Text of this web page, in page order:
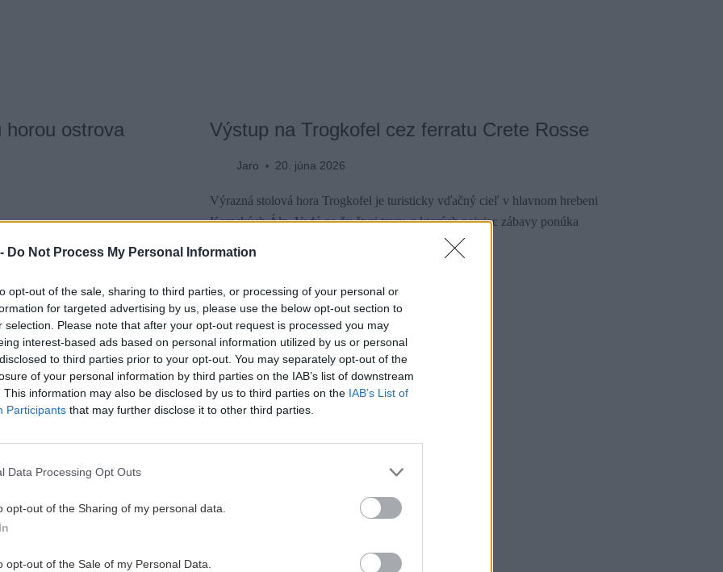
Do Not Process My Personal Information
opt-out of the sale, sharing to third parties, or processing of your personal or
for targeted advertising by us, please use the below opt-out section to
selection. Please note that after your opt-out request is processed you may
interest-based ads based on personal information utilized by us or personal
to third parties prior to your opt-out. You may separately opt-out of the
of your personal information by third parties on the IAB’s list of downstream
This information may also be disclosed by us to third parties on the IAB’s List of
Participants that may further disclose it to other third parties.
Data Processing Opt Outs
opt-out of the Sharing of my personal data.
opt-out of the Sale of my Personal Data.
horou ostrova
chodníku alebo
Výstup na Trogkofel cez ferratu Crete Rosse
Jaro 20. júna 2026
Výrazná stolová hora Trogkofel je turisticky vďačný cieľ v hlavnom hrebeni
Karnských Álp. Vedú na ňu štyri trasy, z ktorých najviac zábavy ponúka